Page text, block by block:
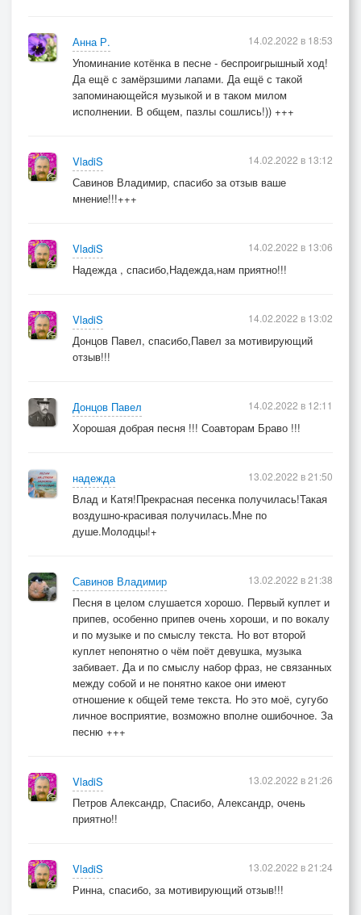
Анна Р.
Упоминание котёнка в песне - беспроигрышный ход!
Да ещё с замёрзшими лапами. Да ещё с такой
запоминающейся музыкой и в таком милом
исполнении. В общем, пазлы сошлись!)) +++
14.02.2022 в 18:53
VladiS
Савинов Владимир, спасибо за отзыв ваше
мнение!!!+++
14.02.2022 в 13:12
VladiS
Надежда , спасибо,Надежда,нам приятно!!!
14.02.2022 в 13:06
VladiS
Донцов Павел, спасибо,Павел за мотивирующий
отзыв!!!
14.02.2022 в 13:02
Донцов Павел
Хорошая добрая песня !!! Соавторам Браво !!!
14.02.2022 в 12:11
надежда
Влад и Катя!Прекрасная песенка получилась!Такая
воздушно-красивая получилась.Мне по
душе.Молодцы!+
13.02.2022 в 21:50
Савинов Владимир
Песня в целом слушается хорошо. Первый куплет и
припев, особенно припев очень хороши, и по вокалу
и по музыке и по смыслу текста. Но вот второй
куплет непонятно о чём поёт девушка, музыка
забивает. Да и по смыслу набор фраз, не связанных
между собой и не понятно какое они имеют
отношение к общей теме текста. Но это моё, сугубо
личное восприятие, возможно вполне ошибочное. За
песню +++
13.02.2022 в 21:38
VladiS
Петров Александр, Спасибо, Александр, очень
приятно!!
13.02.2022 в 21:26
VladiS
Ринна, спасибо, за мотивирующий отзыв!!!
13.02.2022 в 21:24